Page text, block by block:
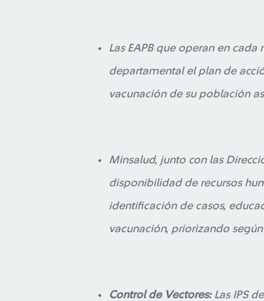
Las EAPB que operan en
departamental el plan de
vacunación de su población
Minsalud, junto con las
disponibilidad de recursos
identificación de casos,
vacunación, priorizando
Control de Vectores: Las IPS